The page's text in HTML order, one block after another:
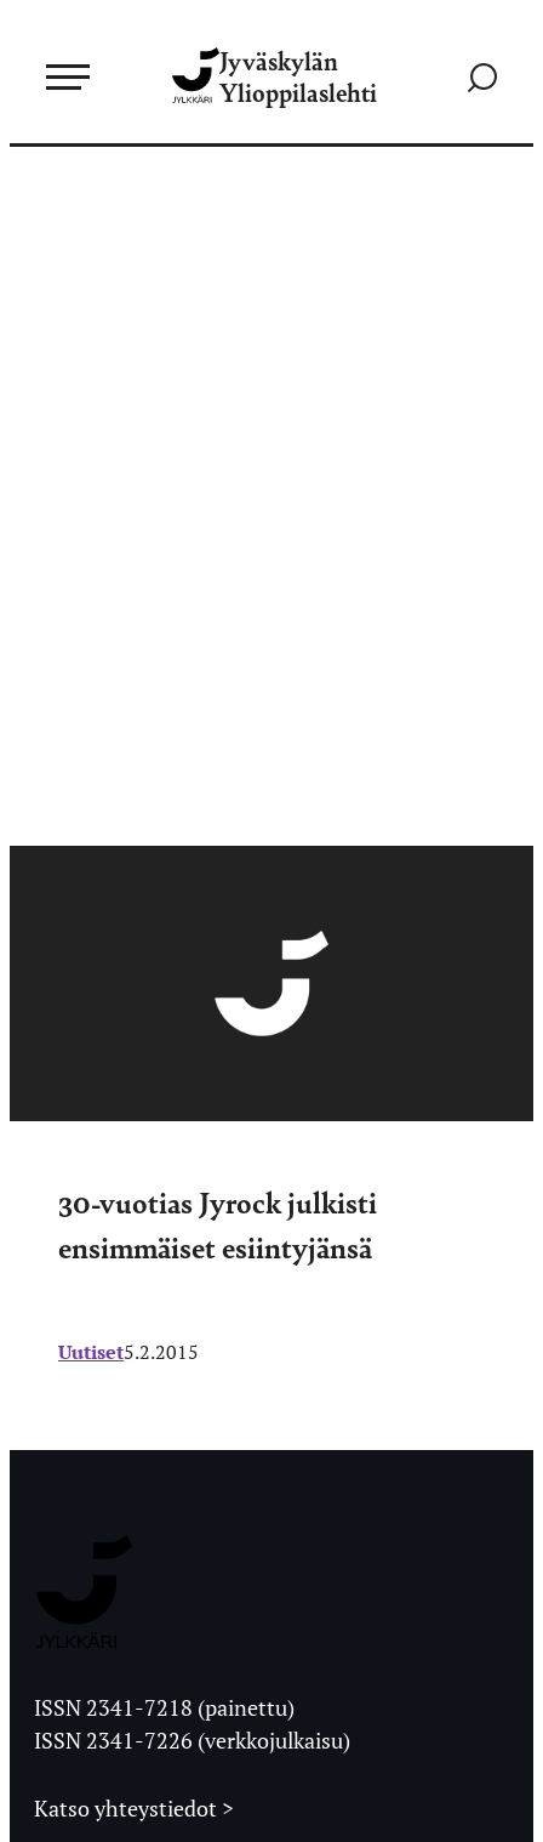
sisältöön
Jyväskylän
Ylioppilaslehti
Siirry
30-vuotias Jyrock julkisti
ensimmäiset esiintyjänsä
Uutiset5.2.2015
Ylioppilaslehti
ISSN 2341-7218 (painettu)
ISSN 2341-7226 (verkkojulkaisu)
Katso yhteystiedot >